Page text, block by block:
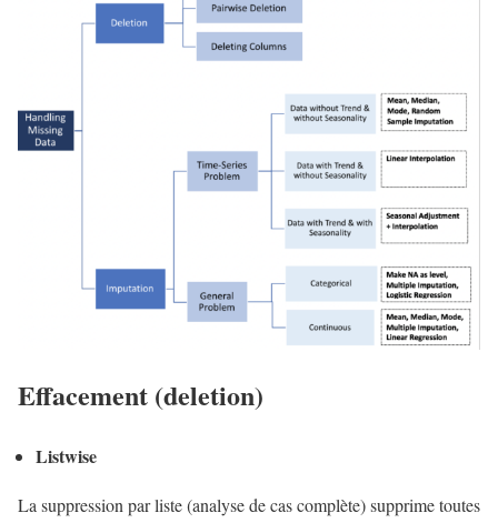
Effacement (deletion)
Listwise
La suppression par liste (analyse de cas complète) supprime toutes